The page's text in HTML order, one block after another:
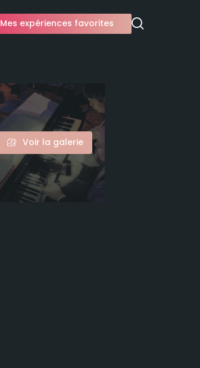
Mes expériences favorites
Voir la galerie